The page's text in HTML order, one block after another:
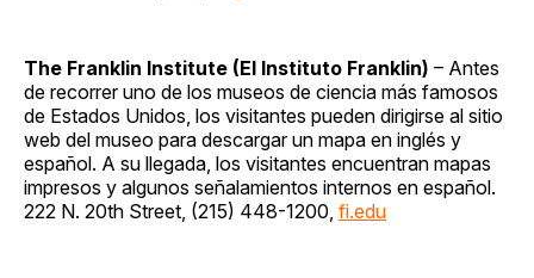
The Franklin Institute (El Instituto Franklin) – Antes
de recorrer uno de los museos de ciencia más famosos
de Estados Unidos, los visitantes pueden dirigirse al sitio
web del museo para descargar un mapa en inglés y
español. A su llegada, los visitantes encuentran mapas
impresos y algunos señalamientos internos en español.
222 N. 20th Street, (215) 448-1200, fi.edu